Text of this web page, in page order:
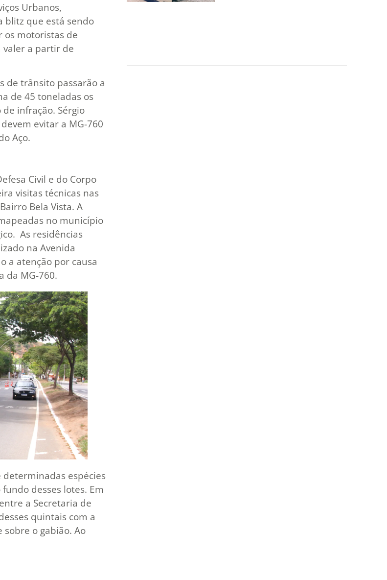
Urbanos,
blitz que está sendo
os motoristas de
valer a partir de
de trânsito passarão a
de 45 toneladas os
infração. Sérgio
evitar a MG-760
Aço.
Civil e do Corpo
visitas técnicas nas
Bela Vista. A
no município
As residências
na Avenida
a atenção por causa
da MG-760.
espécies
desses lotes. Em
a Secretaria de
quintais com a
o gabião. Ao